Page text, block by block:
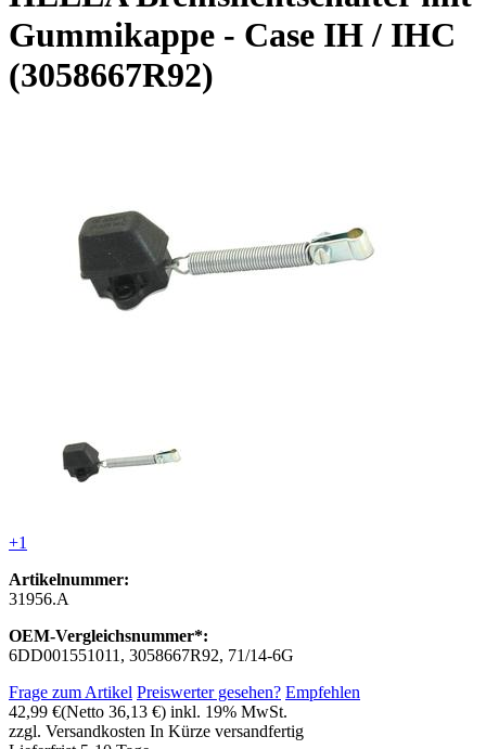
Gummikappe - Case IH / IHC
(3058667R92)
+1
Artikelnummer:
31956.A
OEM-Vergleichsnummer*:
6DD001551011, 3058667R92, 71/14-6G
Frage zum Artikel Preiswerter gesehen? Empfehlen
42,99 €(Netto 36,13 €) inkl. 19% MwSt.
zzgl. Versandkosten In Kürze versandfertig